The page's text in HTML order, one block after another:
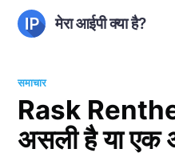
मेरा आईपी क्या है?
समाचार
Rask
असली है या एक